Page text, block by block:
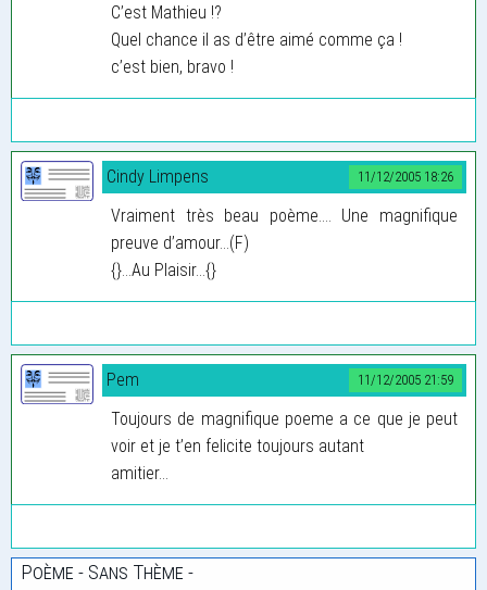
C’est Mathieu !?
Quel chance il as d’être aimé comme ça !
c’est bien, bravo !
11/12/2005 18:26
Cindy Limpens
Vraiment très beau poème.... Une magnifique
preuve d’amour...(F)
{}...Au Plaisir...{}
11/12/2005 21:59
Pem
Toujours de magnifique poeme a ce que je peut
voir et je t’en felicite toujours autant
amitier...
Poème - Sans Thème -